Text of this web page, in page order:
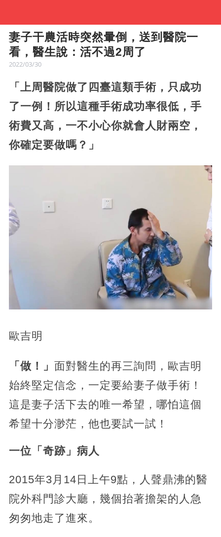
妻子干農活時突然暈倒，送到醫院一
看，醫生說：活不過2周了
2022/03/30
「上周醫院做了四臺這類手術，只成功
了一例！所以這種手術成功率很低，手
術費又高，一不小心你就會人財兩空，
你確定要做嗎？」
歐吉明
「做！」 面對醫生的再三詢問，歐吉明
始終堅定信念，一定要給妻子做手術！
這是妻子活下去的唯一希望，哪怕這個
希望十分渺茫，他也要試一試！
一位「奇跡」病人
2015年3月14日上午9點，人聲鼎沸的醫
院外科門診大廳，幾個抬著擔架的人急
匆匆地走了進來。